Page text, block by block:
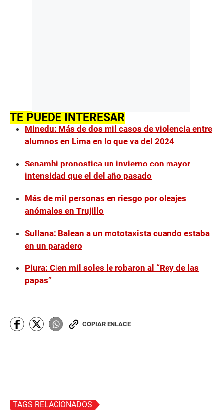
TE PUEDE INTERESAR
Minedu: Más de dos mil casos de violencia entre
alumnos en Lima en lo que va del 2024
Senamhi pronostica un invierno con mayor
intensidad que el del año pasado
Más de mil personas en riesgo por oleajes
anómalos en Trujillo
Sullana: Balean a un mototaxista cuando estaba
en un paradero
Piura: Cien mil soles le robaron al “Rey de las
papas”
COPIAR ENLACE
TAGS RELACIONADOS